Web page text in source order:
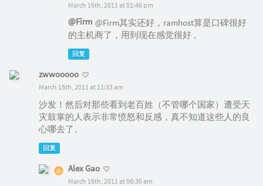
March 16th, 2011 at 01:46 pm
@Firm @Firm其实还好，ramhost算是口碑很好
的主机商了，用到现在感觉很好 。
回复
zwwooooo
March 15th, 2011 at 11:33 am
沙发！然后对那些看到老百姓（不管哪个国家）遭受天
灾鼓掌的人表示非常愤怒和反感，真不知道这些人的良
心哪去了。
回复
Alex Gao
March 16th, 2011 at 08:30 am